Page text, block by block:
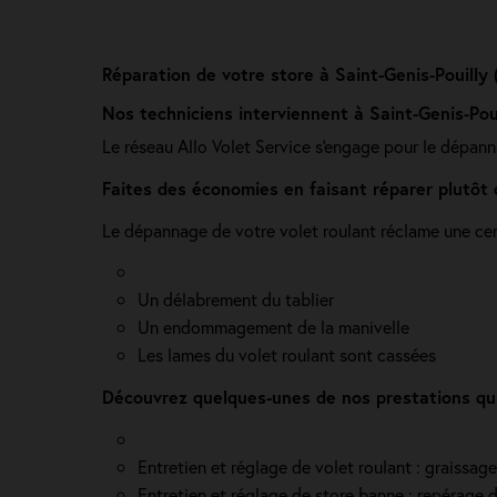
Réparation de votre store à Saint-Genis-Pouilly
Nos techniciens interviennent à Saint-Genis-
Le réseau Allo Volet Service s'engage pour le
Faites des économies en faisant réparer
Le dépannage de votre volet roulant réclame une
Un délabrement du tablier
Un endommagement de la manivelle
Les lames du volet roulant sont cassées
Découvrez quelques-unes de nos prestations
Entretien et réglage de volet roulant :